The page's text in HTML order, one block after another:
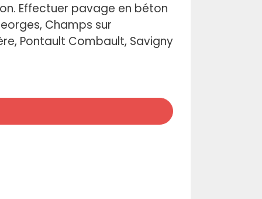
Effectuer pavage en béton
Champs sur
Pontault Combault, Savigny